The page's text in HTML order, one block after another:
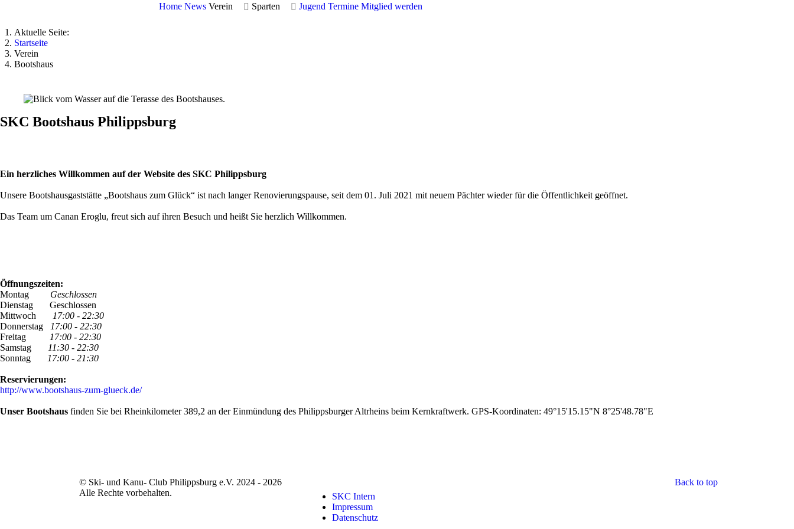
Home News Verein Sparten Jugend Termine Mitglied werden
Aktuelle Seite:
Startseite
Verein
Bootshaus
SKC Bootshaus Philippsburg
Ein herzliches Willkommen auf der Website des SKC Philippsburg
Unsere Bootshausgaststätte „Bootshaus zum Glück“ ist nach langer Renovierungspause, seit dem 01. Juli 2021 mit neuem Pächter wieder für die Öffentlichkeit geöffnet.
Das Team um Canan Eroglu, freut sich auf ihren Besuch und heißt Sie herzlich Willkommen.
Öffnungszeiten:
Montag Geschlossen
Dienstag Geschlossen
Mittwoch
17:00 - 22:30
Donnerstag
17:00 - 22:30
Freitag
17:00 - 22:30
Samstag 11:30 - 22:30
Sonntag 17:00 - 21:30
Reservierungen:
http://www.bootshaus-zum-glueck.de/
Unser Bootshaus finden Sie bei Rheinkilometer 389,2 an der Einmündung des Philippsburger Altrheins beim Kernkraftwerk. GPS-Koordinaten: 49°15'15.15"N 8°25'48.78"E
© Ski- und Kanu- Club Philippsburg e.V. 2024 - 2026
Alle Rechte vorbehalten.
SKC Intern
Impressum
Datenschutz
Back to top